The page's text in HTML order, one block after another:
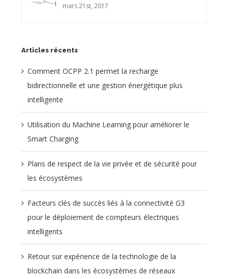
mars 21st, 2017
Articles récents
Comment OCPP 2.1 permet la recharge
bidirectionnelle et une gestion énergétique plus
intelligente
Utilisation du Machine Learning pour améliorer le
Smart Charging
Plans de respect de la vie privée et de sécurité pour
les écosystèmes
Facteurs clés de succès liés à la connectivité G3
pour le déploiement de compteurs électriques
intelligents
Retour sur expérience de la technologie de la
blockchain dans les écosystèmes de réseaux